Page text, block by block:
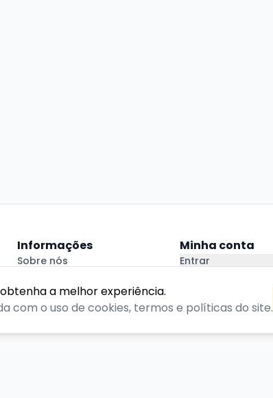
a melhor experiência.
com o uso de cookies, termos e políticas do site.
Informações
Sobre nós
Termos de Uso
Minha conta
Entrar